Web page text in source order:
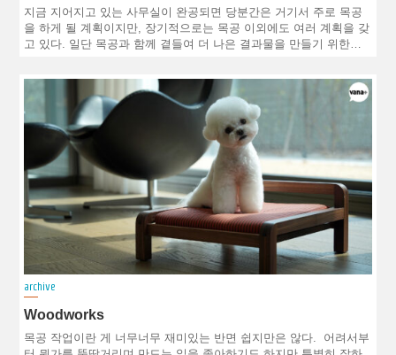
지금 지어지고 있는 사무실이 완공되면 당분간은 거기서 주로 목공
을 하게 될 계획이지만, 장기적으로는 목공 이외에도 여러 계획을 갖
고 있다. 일단 목공과 함께 곁들여 더 나은 결과물을 만들기 위한…
archive
Woodworks
목공 작업이란 게 너무너무 재미있는 반면 쉽지만은 않다. 어려서부